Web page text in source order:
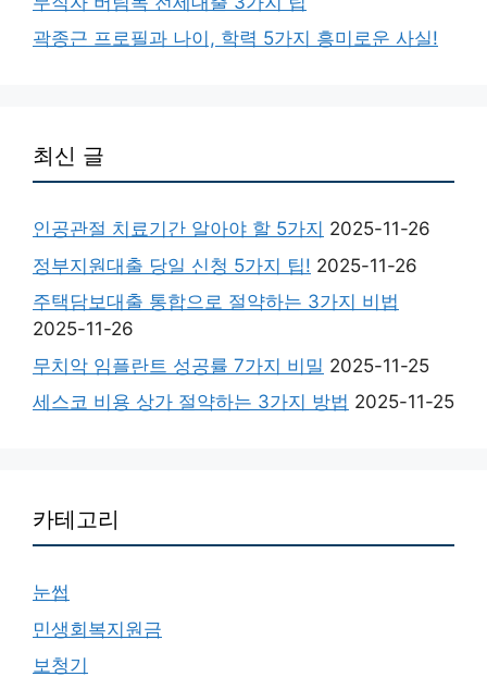
곽종근 프로필과 나이, 학력 5가지 흥미로운 사실!
최신 글
인공관절 치료기간 알아야 할 5가지 2025-11-26
정부지원대출 당일 신청 5가지 팁! 2025-11-26
주택담보대출 통합으로 절약하는 3가지 비법
2025-11-26
무치악 임플란트 성공률 7가지 비밀 2025-11-25
세스코 비용 상가 절약하는 3가지 방법 2025-11-25
카테고리
눈썹
민생회복지원금
보청기